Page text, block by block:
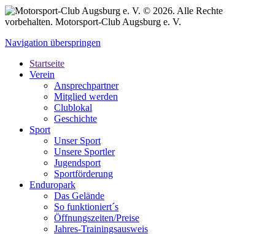
© 2026. Alle Rechte
vorbehalten. Motorsport-Club Augsburg e. V.
Navigation überspringen
Startseite
Verein
Ansprechpartner
Mitglied werden
Clublokal
Geschichte
Sport
Unser Sport
Unsere Sportler
Jugendsport
Sportförderung
Enduropark
Das Gelände
So funktioniert´s
Öffnungszeiten/Preise
Jahres-Trainingsausweis